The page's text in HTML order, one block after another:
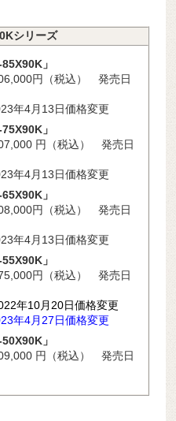
シリーズ
」
円（税込） 発売日
年4月13日価格変更
」
円（税込） 発売日
年4月13日価格変更
」
円（税込） 発売日
年4月13日価格変更
」
円（税込） 発売日
年10月20日価格変更
年4月27日価格変更
」
円（税込） 発売日